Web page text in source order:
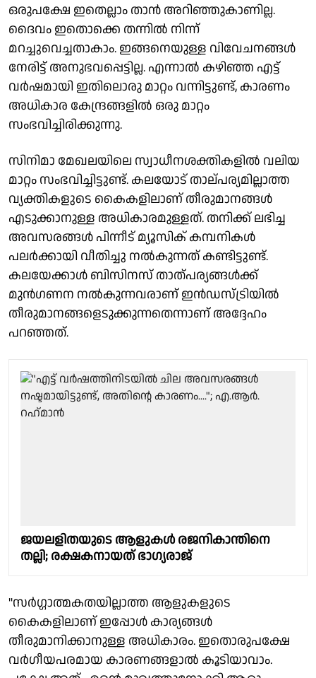
ഒരുപക്ഷേ ഇതെല്ലാം താന്‍ അറിഞ്ഞുകാണില്ല.
ദൈവം ഇതൊക്കെ തന്നില്‍ നിന്ന്
മറച്ചുവെച്ചതാകാം. ഇങ്ങനെയുള്ള വിവേചനങ്ങള്‍
നേരിട്ട് അനുഭവപ്പെട്ടില്ല. എന്നാല്‍ കഴിഞ്ഞ എട്ട്
വര്‍ഷമായി ഇതിലൊരു മാറ്റം വന്നിട്ടുണ്ട്, കാരണം
അധികാര കേന്ദ്രങ്ങളില്‍ ഒരു മാറ്റം
സംഭവിച്ചിരിക്കുന്നു.
സിനിമാ മേഖലയിലെ സ്വാധീനശക്തികളില്‍ വലിയ
മാറ്റം സംഭവിച്ചിട്ടുണ്ട്. കലയോട് താല്പര്യമില്ലാത്ത
വ്യക്തികളുടെ കൈകളിലാണ് തീരുമാനങ്ങള്‍
എടുക്കാനുള്ള അധികാരമുള്ളത്. തനിക്ക് ലഭിച്ച
അവസരങ്ങള്‍ പിന്നീട് മ്യൂസിക് കമ്പനികള്‍
പലര്‍ക്കായി വീതിച്ചു നല്‍കുന്നത് കണ്ടിട്ടുണ്ട്.
കലയേക്കാള്‍ ബിസിനസ് താത്പര്യങ്ങള്‍ക്ക്
മുന്‍ഗണന നല്‍കുന്നവരാണ് ഇന്‍ഡസ്ട്രിയില്‍
തീരുമാനങ്ങളെടുക്കുന്നതെന്നാണ് അദ്ദേഹം
പറഞ്ഞത്.
ജയലളിതയുടെ ആളുകള്‍ രജനികാന്തിനെ
തല്ലി; രക്ഷകനായത് ഭാഗ്യരാജ്
"സര്‍ഗ്ഗാത്മകതയില്ലാത്ത ആളുകളുടെ
കൈകളിലാണ് ഇപ്പോള്‍ കാര്യങ്ങള്‍
തീരുമാനിക്കാനുള്ള അധികാരം. ഇതൊരുപക്ഷേ
വര്‍ഗീയപരമായ കാരണങ്ങളാല്‍ കൂടിയാവാം.